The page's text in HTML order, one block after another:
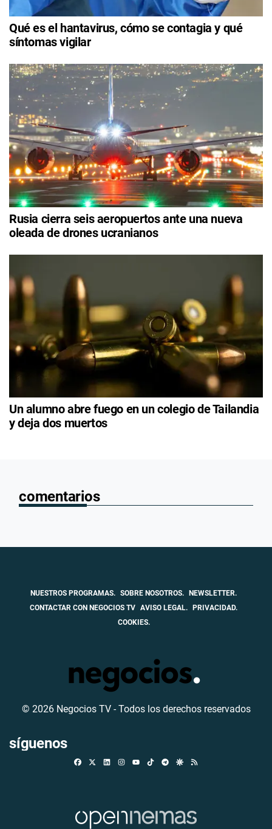
Qué es el hantavirus, cómo se contagia y qué
síntomas vigilar
Rusia cierra seis aeropuertos ante una nueva
oleada de drones ucranianos
Un alumno abre fuego en un colegio de Tailandia
y deja dos muertos
comentarios
NUESTROS PROGRAMAS. SOBRE NOSOTROS. NEWSLETTER.
CONTACTAR CON NEGOCIOS TV AVISO LEGAL. PRIVACIDAD.
COOKIES.
© 2026 Negocios TV - Todos los derechos reservados
síguenos
FacebookLinkedinInstagramTikTokTelegramGoogle Discover